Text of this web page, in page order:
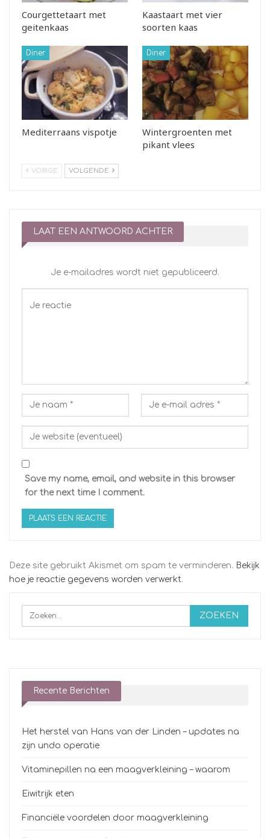
Courgettetaart met
geitenkaas
Kaastaart met vier
soorten kaas
Diner
Mediterraans vispotje
Diner
Wintergroenten met
pikant vlees
VORIGE VOLGENDE
LAAT EEN ANTWOORD ACHTER
Je e-mailadres wordt niet gepubliceerd.
Save my name, email, and website in this browser
for the next time I comment.
Deze site gebruikt Akismet om spam te verminderen. Bekijk
hoe je reactie gegevens worden verwerkt.
Recente Berichten
Het herstel van Hans van der Linden – updates na
zijn undo operatie
Vitaminepillen na een maagverkleining – waarom
Eiwitrijk eten
Financiële voordelen door maagverkleining